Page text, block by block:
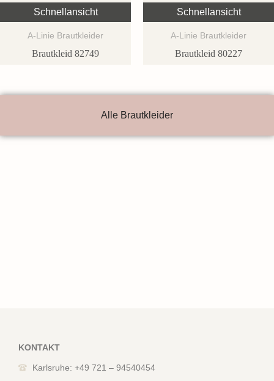
Schnellansicht
A-Linie Brautkleider
Brautkleid 82749
Schnellansicht
A-Linie Brautkleider
Brautkleid 80227
Alle Brautkleider
KONTAKT
Karlsruhe: +49 721 – 94540454